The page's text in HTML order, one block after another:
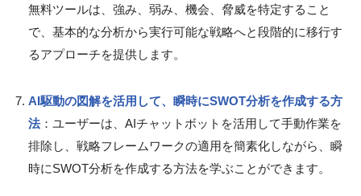
無料ツールは、強み、弱み、機会、脅威を特定すること
で、基本的な分析から実行可能な戦略へと段階的に移行す
るアプローチを提供します。
AI駆動の図解を活用して、瞬時にSWOT分析を作成する方
法：ユーザーは、AIチャットボットを活用して手動作業を
排除し、戦略フレームワークの適用を簡素化しながら、瞬
時にSWOT分析を作成する方法を学ぶことができます。